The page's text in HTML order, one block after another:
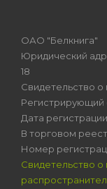
ОАО "Белкнига"
Юридический
18
Свидетельство о
Регистрирующий
Дата
В торговом
Номер
Свидетельство о